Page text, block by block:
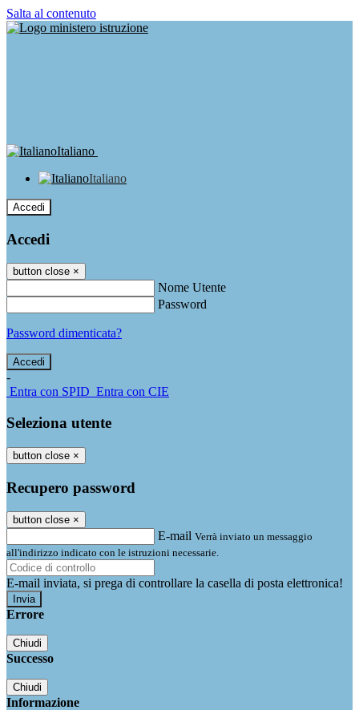
Salta al contenuto
Italiano
Italiano
Accedi
Accedi
button close ×
Nome Utente
Password
Password dimenticata?
-
Entra con SPID Entra con CIE
Seleziona utente
button close ×
Recupero password
button close ×
E-mail Verrà inviato un messaggio
all'indirizzo indicato con le istruzioni necessarie.
E-mail inviata, si prega di controllare la casella di posta elettronica!
Errore
Chiudi
Successo
Chiudi
Informazione